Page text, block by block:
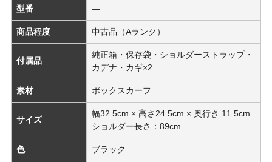
型番 ―
商品程度 中古品（Aランク）
付属品
純正箱・保存袋・ショルダーストラップ・
カデナ・カギ×2
素材 ボックスカーフ
サイズ
幅32.5cm × 高さ24.5cm × 奥行き 11.5cm
ショルダー長さ：89cm
色 ブラック